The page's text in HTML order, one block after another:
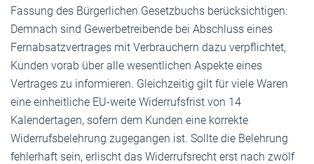
Fassung des Bürgerlichen Gesetzbuchs berücksichtigen:
Demnach sind Gewerbetreibende bei Abschluss eines
Fernabsatzvertrages mit Verbrauchern dazu verpflichtet,
Kunden vorab über alle wesentlichen Aspekte eines
Vertrages zu informieren. Gleichzeitig gilt für viele Waren
eine einheitliche EU-weite Widerrufsfrist von 14
Kalendertagen, sofern dem Kunden eine korrekte
Widerrufsbelehrung zugegangen ist. Sollte die Belehrung
fehlerhaft sein, erlischt das Widerrufsrecht erst nach zwölf